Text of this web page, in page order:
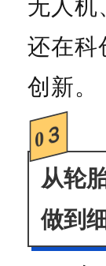
还在科
创新。
0３
从轮
做到